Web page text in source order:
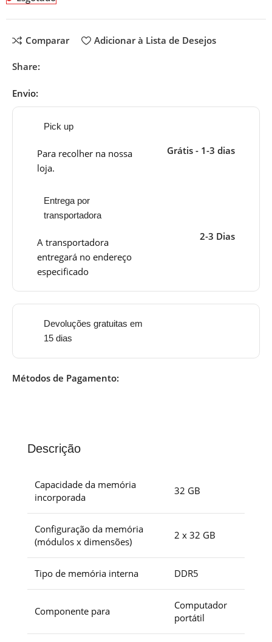
Comparar Adicionar à Lista de Desejos
Share:
Envio:
Pick up
Para recolher na nossa
loja.
Grátis - 1-3 dias
Entrega por
transportadora
A transportadora
entregará no endereço
especificado
2-3 Dias
Devoluções gratuitas em
15 dias
Métodos de Pagamento:
Descrição
Capacidade da memória
incorporada
32 GB
Configuração da memória
(módulos x dimensões)
2 x 32 GB
Tipo de memória interna DDR5
Componente para
Computador
portátil